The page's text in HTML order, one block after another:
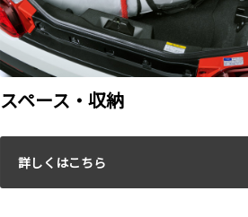
スペース・収納
詳しくはこちら